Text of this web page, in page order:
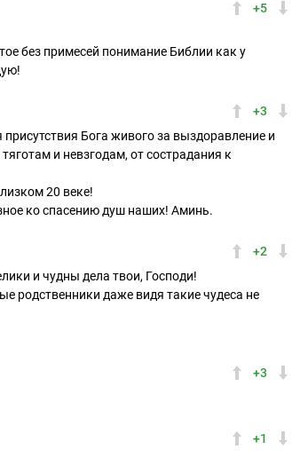
+5
без примесей понимание Библии как у
+3
Бога живого за выздоравление и
и невзгодам, от сострадания к
20 веке!
ко спасению душ наших! Аминь.
+2
и чудны дела твои, Господи!
родственники даже видя такие чудеса не
+3
+1